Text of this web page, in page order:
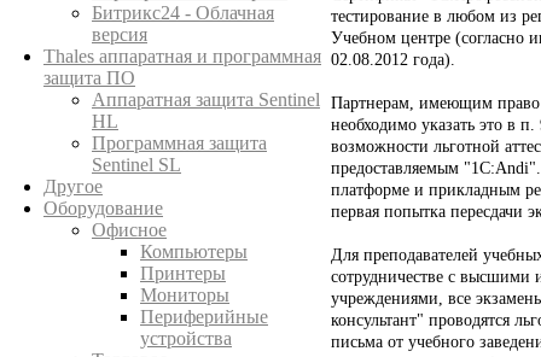
Битрикс24 - Облачная
версия
Thales аппаратная и программная
защита ПО
Аппаратная защита Sentinel
HL
Программная защита
Sentinel SL
Другое
Оборудование
Офисное
Компьютеры
Принтеры
Мониторы
Периферийные
устройства
тестирование в любом из
Учебном центре (согласно
02.08.2012 года).
Партнерам, имеющим право
необходимо указать это в
возможности льготной
предоставляемым
платформе и прикладным
первая попытка пересдачи
Для преподавателей
сотрудничестве с высшими
учреждениями, все
консультант" проводятся
письма от учебного